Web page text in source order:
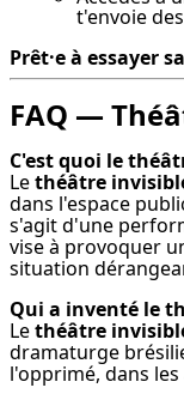
t'envoie
Prêt·e à essayer
FAQ —
C'est quoi le
Le théâtre
dans l'espace
s'agit d'une
vise à provoquer
situation
Qui a inventé le
Le théâtre
dramaturge
l'opprimé, dans les